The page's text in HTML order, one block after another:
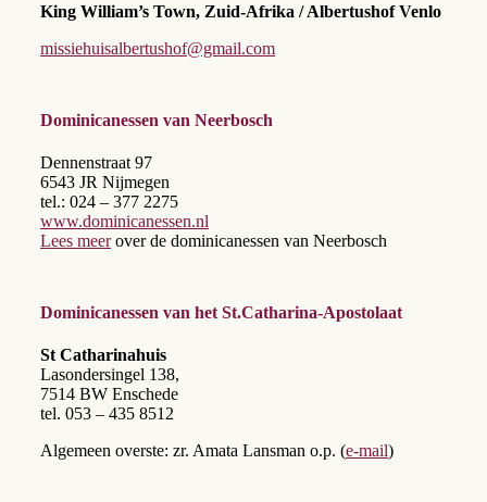
King William’s Town, Zuid-Afrika / Albertushof Venlo
missiehuisalbertushof@gmail.com
Dominicanessen van Neerbosch
Dennenstraat 97
6543 JR Nijmegen
tel.: 024 – 377 2275
www.dominicanessen.nl
Lees meerover de dominicanessen van Neerbosch
Dominicanessen van het St.Catharina-Apostolaat
St Catharinahuis
Lasondersingel 138,
7514 BW Enschede
tel. 053 – 435 8512
Algemeen overste: zr. Amata Lansman o.p. (e-mail)